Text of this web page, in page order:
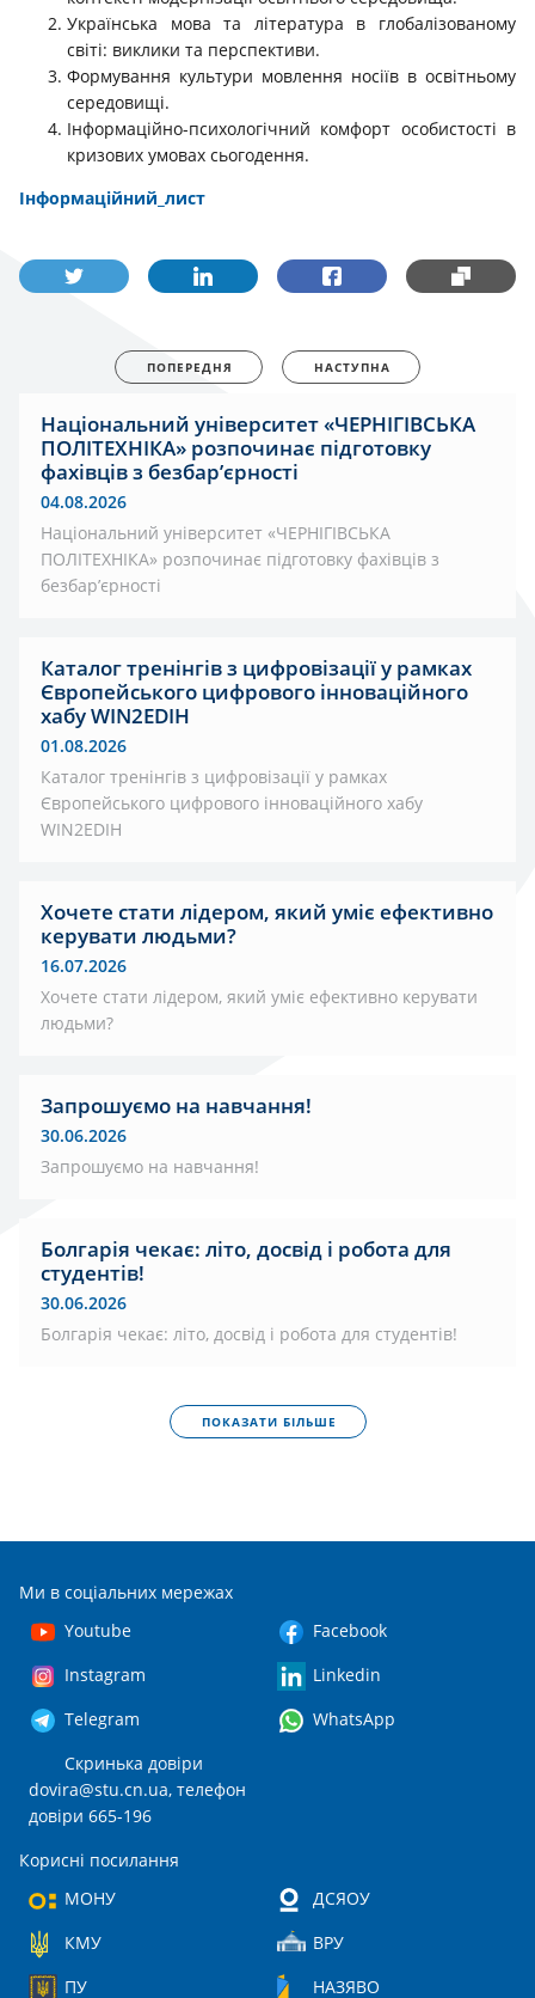
Українська мова та література в глобалізованому
світі: виклики та перспективи.
Формування культури мовлення носіїв в освітньому
середовищі.
Інформаційно-психологічний комфорт особистості в
кризових умовах сьогодення.
Інформаційний_лист
ПОПЕРЕДНЯ НАСТУПНА
Національний університет «ЧЕРНІГІВСЬКА
ПОЛІТЕХНІКА» розпочинає підготовку
фахівців з безбар’єрності
04.08.2026
Національний університет «ЧЕРНІГІВСЬКА
ПОЛІТЕХНІКА» розпочинає підготовку фахівців з
безбар’єрності
Каталог тренінгів з цифровізації у рамках
Європейського цифрового інноваційного
хабу WIN2EDIH
01.08.2026
Каталог тренінгів з цифровізації у рамках
Європейського цифрового інноваційного хабу
WIN2EDIH
Хочете стати лідером, який уміє ефективно
керувати людьми?
16.07.2026
Хочете стати лідером, який уміє ефективно керувати
людьми?
Запрошуємо на навчання!
30.06.2026
Запрошуємо на навчання!
Болгарія чекає: літо, досвід і робота для
студентів!
30.06.2026
Болгарія чекає: літо, досвід і робота для студентів!
ПОКАЗАТИ БІЛЬШЕ
Ми в соціальних мережах
Youtube
Facebook
Instagram
Linkedin
Telegram
WhatsApp
Скринька довіри
dovira@stu.cn.ua, телефон
довіри 665-196
Корисні посилання
МОНУ
ДСЯОУ
КМУ
ВРУ
ПУ
НАЗЯВО